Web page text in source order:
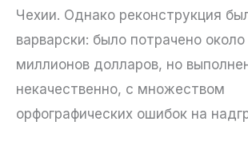
Чехии. Однако реконструкция
варварски: было потрачено
миллионов долларов, но
некачественно, с множеством
орфографических ошибок на